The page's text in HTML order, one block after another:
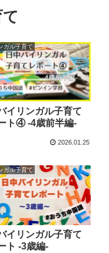
ガル子育て
イリンガル子育て
ト④ -4歳前半編-
2026.01.25
ガル子育て
イリンガル子育て
ト -3歳編-